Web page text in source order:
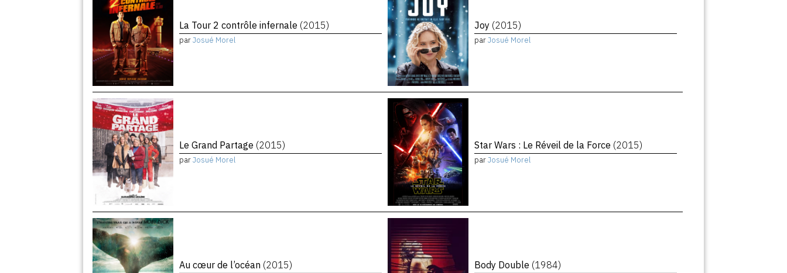
La Tour 2 contrôle infernale (2015)
parJosué Morel
Joy (2015)
parJosué Morel
Le Grand Partage (2015)
parJosué Morel
Star Wars : Le Réveil de la Force (2015)
parJosué Morel
Au cœur de l’océan (2015) Body Double (1984)